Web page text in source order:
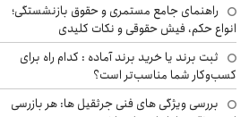
راهنمای جامع مستمری و حقوق بازنشستگی؛
انواع حکم، فیش حقوقی و نکات کلیدی
ثبت برند یا خرید برند آماده : کدام راه برای
کسب‌وکار شما مناسب‌تر است؟
بررسی ویژگی های فنی جرثقیل ها: هر بازرسی